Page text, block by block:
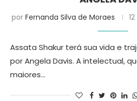
por Fernanda Silva de Moraes
Assata Shakur terá sua vida e
por Angela Davis. A intelectual,
maiores…